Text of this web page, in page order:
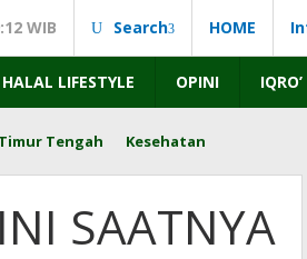
WIB Search HOME
HALAL LIFESTYLE OPINI IQRO’
Timur Tengah Kesehatan
SAATNYA